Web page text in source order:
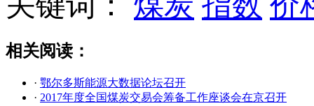
相关阅读：
· 鄂尔多斯能源大数据论坛召开
· 2017年度全国煤炭交易会筹备工作座谈会在京召开